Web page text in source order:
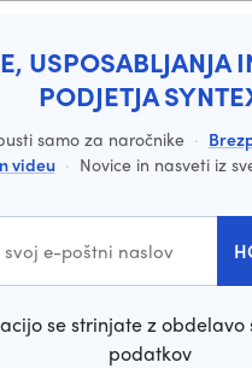
USPOSABLJANJA
PODJETJA
samo za naročnike ·
videu · Novice in nasveti iz
se strinjate z obdelavo
podatkov